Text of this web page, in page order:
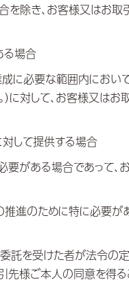
を除き、お客様又はお
場合
必要な範囲内におい
に対して、お客様又は
して提供する場合
がある場合であって
進のために特に必要が
を受けた者が法令の
先様ご本人の同意を得